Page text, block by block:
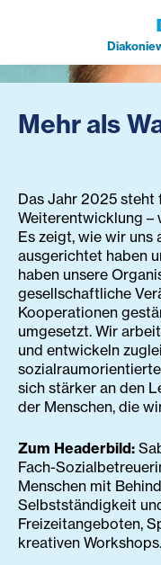
Das war
Mehr als
Das Jahr 2025 steht
Weiterentwicklung –
Es zeigt, wie wir uns
ausgerichtet haben
haben unsere
gesellschaftliche
Kooperationen
umgesetzt. Wir
und entwickeln
sich stärker an den
der Menschen, die
Zum Headerbild:
Fach-
Menschen mit
Selbstständigkeit
Freizeitangeboten,
kreativen Workshops.